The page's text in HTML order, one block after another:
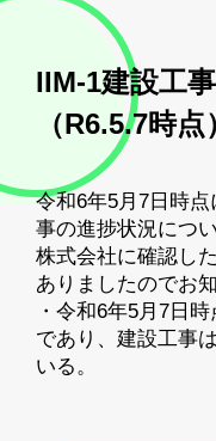
IIM-1建設工
（R6.5.7時点
令和6年5月7日時
事の進捗状況につ
株式会社に確認し
ありましたのでお
・令和6年5月7日
であり、建設工事
いる。